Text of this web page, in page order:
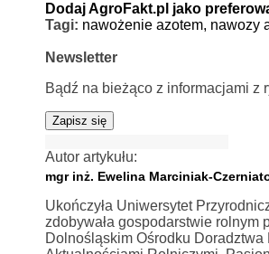
Dodaj AgroFakt.pl jako
Tagi: nawożenie azotem, nawozy
Newsletter
Bądź na bieżąco z informacjami z
Zapisz się
Autor artykułu:
mgr inż. Ewelina Marciniak-
Ukończyła Uniwersytet
zdobywała gospodarstwie rolnym
Dolnośląskim Ośrodku